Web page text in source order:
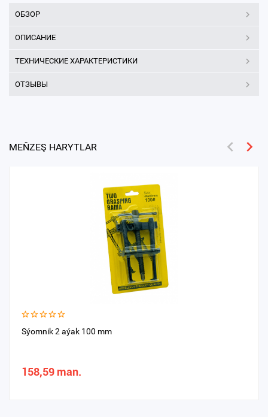
ОБЗОР
ОПИСАНИЕ
ТЕХНИЧЕСКИЕ ХАРАКТЕРИСТИКИ
ОТЗЫВЫ
MEŇZEŞ HARYTLAR
Sýomnik 2 aýak 100 mm
158,59 man.